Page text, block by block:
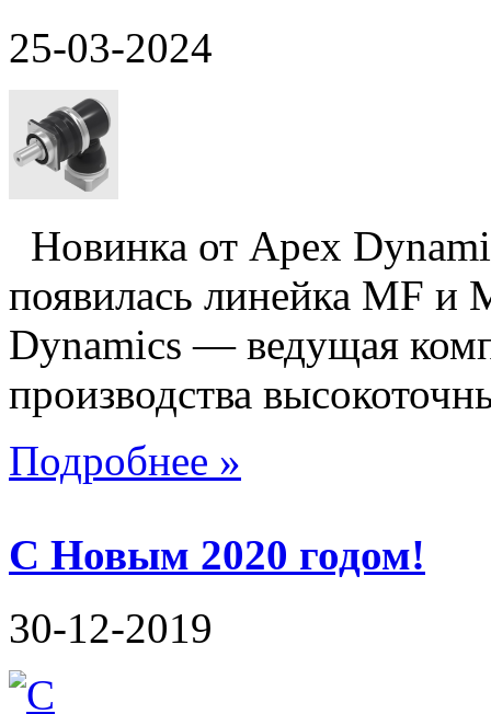
25-03-2024
Новинка от Apex
появилась линейка MF
Dynamics — ведущая
производства
Подробнее »
С Новым 2020 годом!
30-12-2019